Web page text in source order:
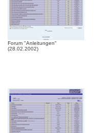
Forum "Anleitungen"
(28.02.2002)